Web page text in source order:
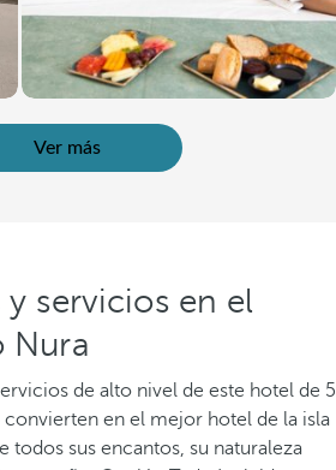
Ver más
servicios en el
Nura
de alto nivel de este hotel de 5
en el mejor hotel de la isla
todos sus encantos, su naturaleza